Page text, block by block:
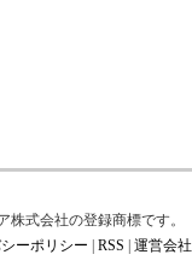
株式会社の登録商標です。
ーポリシー RSS 運営会社